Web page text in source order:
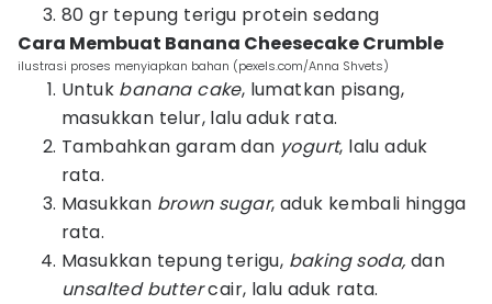
80 gr tepung terigu protein sedang
Cara Membuat Banana Cheesecake Crumble
ilustrasi proses menyiapkan bahan (pexels.com/Anna Shvets)
Untuk banana cake, lumatkan pisang,
masukkan telur, lalu aduk rata.
Tambahkan garam dan yogurt, lalu aduk
rata.
Masukkan brown sugar, aduk kembali hingga
rata.
Masukkan tepung terigu, baking soda, dan
unsalted buttercair, lalu aduk rata.